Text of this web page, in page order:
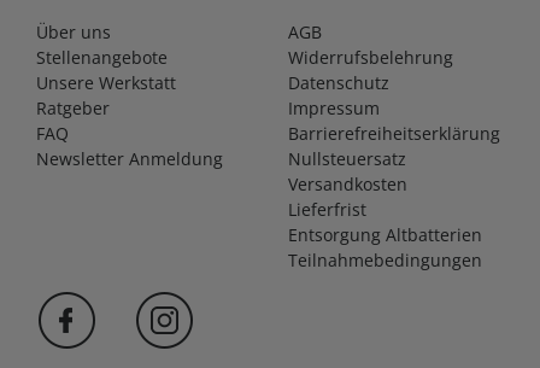
Über uns
Stellenangebote
Unsere Werkstatt
Ratgeber
FAQ
Newsletter Anmeldung
AGB
Widerrufsbelehrung
Datenschutz
Impressum
Barrierefreiheitserklärung
Nullsteuersatz
Versandkosten
Lieferfrist
Entsorgung Altbatterien
Teilnahmebedingungen